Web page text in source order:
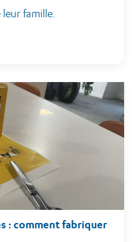
famille.
: comment fabriquer